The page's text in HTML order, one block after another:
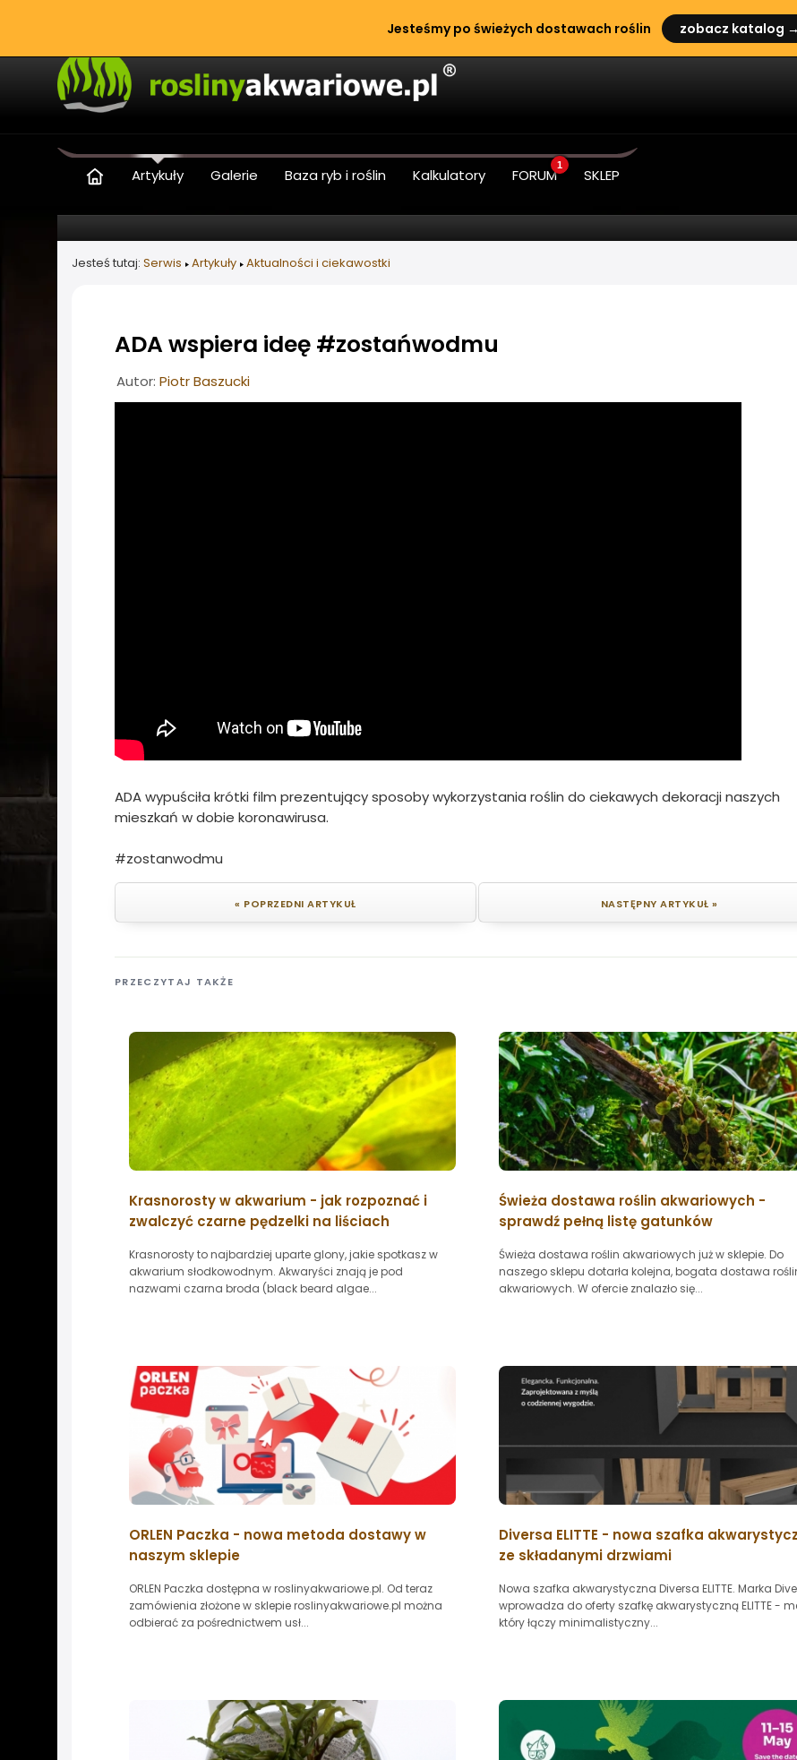
Jesteśmy po świeżych dostawach roślin zobacz katalog →
Artykuły Galerie Baza ryb i roślin Kalkulatory FORUM
1
SKLEP
Jesteś tutaj: Serwis Artykuły Aktualności i ciekawostki
ADA wspiera ideę #zostańwodmu
Informacje o artykule
Autor: Piotr Baszucki
ADA wypuściła krótki film prezentujący sposoby wykorzystania roślin do ciekawych dekoracji naszych
mieszkań w dobie koronawirusa.
#zostanwodmu
« POPRZEDNI ARTYKUŁ NASTĘPNY ARTYKUŁ »
PRZECZYTAJ TAKŻE
Krasnorosty w akwarium - jak rozpoznać i
zwalczyć czarne pędzelki na liściach
Krasnorosty to najbardziej uparte glony, jakie spotkasz w
akwarium słodkowodnym. Akwaryści znają je pod
nazwami czarna broda (black beard algae...
Świeża dostawa roślin akwariowych -
sprawdź pełną listę gatunków
Świeża dostawa roślin akwariowych już w sklepie. Do
naszego sklepu dotarła kolejna, bogata dostawa
akwariowych. W ofercie znalazło się...
ORLEN Paczka - nowa metoda dostawy w
naszym sklepie
ORLEN Paczka dostępna w roslinyakwariowe.pl. Od teraz
zamówienia złożone w sklepie roslinyakwariowe.pl można
odbierać za pośrednictwem usł...
Diversa ELITTE - nowa szafka
ze składanymi drzwiami
Nowa szafka akwarystyczna Diversa ELITTE. Marka
wprowadza do oferty szafkę akwarystyczną ELITTE -
który łączy minimalistyczny...